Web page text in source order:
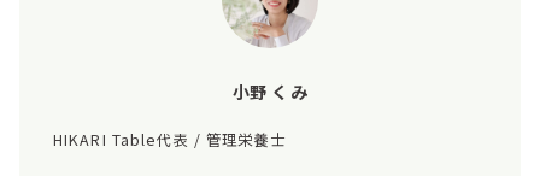
小野 くみ
HIKARI Table代表 / 管理栄養士